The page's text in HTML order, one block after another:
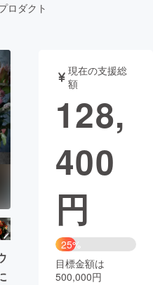
ト
書籍・雑誌
チャレンジ
CAMPFIRE Creation
machi-ya コミュニティ
ロダクト
現在の支援総
額
128,
400
円
25%
目標金額は
500,000円